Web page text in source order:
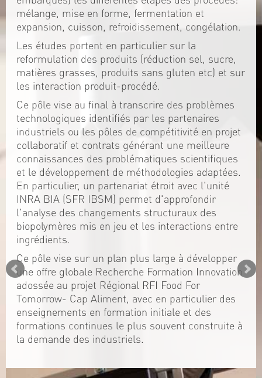
mélange, mise en forme, fermentation et
expansion, cuisson, refroidissement, congélation.
Les études portent en particulier sur la
reformulation des produits (réduction sel, sucre,
matières grasses, produits sans gluten etc) et sur
les interaction produit-procédé.
Ce pôle vise au final à transcrire des problèmes
technologiques identifiés par les partenaires
industriels ou les pôles de compétitivité en projet
collaboratif et contrats générant une meilleure
connaissances des problématiques scientifiques
et le développement de méthodologies adaptées.
En particulier, un partenariat étroit avec l'unité
INRA BIA (SFR IBSM) permet d'approfondir
l'analyse des changements structuraux des
biopolymères mis en jeu et les interactions entre
ingrédients.
Ce pôle vise sur un plan plus large à développer
une offre globale Recherche Formation Innovation
adossée au projet Régional RFI Food For
Tomorrow- Cap Aliment, avec en particulier des
enseignements en formation initiale et des
formations continues le plus souvent construite à
la demande des industriels.